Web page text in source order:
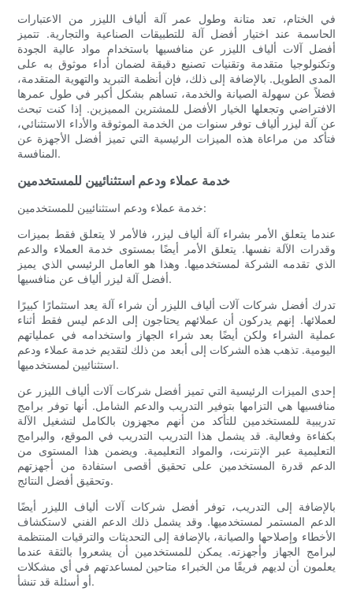
في الختام، تعد متانة وطول عمر آلة ألياف الليزر من الاعتبارات
الحاسمة عند اختيار أفضل آلة للتطبيقات الصناعية والتجارية. تتميز
أفضل آلات ألياف الليزر عن منافسيها باستخدام مواد عالية الجودة
وتكنولوجيا متقدمة وتقنيات تصنيع دقيقة لضمان أداء موثوق به على
المدى الطويل. بالإضافة إلى ذلك، فإن أنظمة التبريد والتهوية المتقدمة،
فضلاً عن سهولة الصيانة والخدمة، تساهم بشكل أكبر في طول عمرها
الافتراضي وتجعلها الخيار الأفضل للمشترين المميزين. إذا كنت تبحث
عن آلة ليزر ألياف توفر سنوات من الخدمة الموثوقة والأداء الاستثنائي،
فتأكد من مراعاة هذه الميزات الرئيسية التي تميز أفضل الأجهزة عن
المنافسة.
خدمة عملاء ودعم استثنائيين للمستخدمين
خدمة عملاء ودعم استثنائيين للمستخدمين:
عندما يتعلق الأمر بشراء آلة ألياف ليزر، فالأمر لا يتعلق فقط بميزات
وقدرات الآلة نفسها. يتعلق الأمر أيضًا بمستوى خدمة العملاء والدعم
الذي تقدمه الشركة لمستخدميها. وهذا هو العامل الرئيسي الذي يميز
أفضل آلة ليزر ألياف عن منافسيها.
تدرك أفضل شركات آلات ألياف الليزر أن شراء آلة يعد استثمارًا كبيرًا
لعملائها. إنهم يدركون أن عملائهم يحتاجون إلى الدعم ليس فقط أثناء
عملية الشراء ولكن أيضًا بعد شراء الجهاز واستخدامه في عملياتهم
اليومية. تذهب هذه الشركات إلى أبعد من ذلك لتقديم خدمة عملاء ودعم
استثنائيين لمستخدميها.
إحدى الميزات الرئيسية التي تميز أفضل شركات آلات ألياف الليزر عن
منافسيها هي التزامها بتوفير التدريب والدعم الشامل. أنها توفر برامج
تدريبية للمستخدمين للتأكد من أنهم مجهزون بالكامل لتشغيل الآلة
بكفاءة وفعالية. قد يشمل هذا التدريب التدريب في الموقع، والبرامج
التعليمية عبر الإنترنت، والمواد التعليمية. ويضمن هذا المستوى من
الدعم قدرة المستخدمين على تحقيق أقصى استفادة من أجهزتهم
وتحقيق أفضل النتائج.
بالإضافة إلى التدريب، توفر أفضل شركات آلات ألياف الليزر أيضًا
الدعم المستمر لمستخدميها. وقد يشمل ذلك الدعم الفني لاستكشاف
الأخطاء وإصلاحها والصيانة، بالإضافة إلى التحديثات والترقيات المنتظمة
لبرامج الجهاز وأجهزته. يمكن للمستخدمين أن يشعروا بالثقة عندما
يعلمون أن لديهم فريقًا من الخبراء متاحين لمساعدتهم في أي مشكلات
أو أسئلة قد تنشأ.